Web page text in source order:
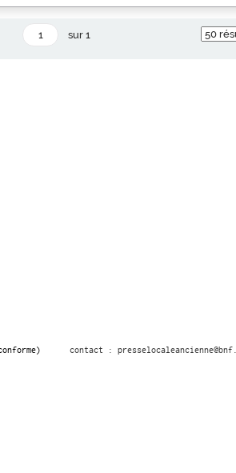
sur 1
contact :